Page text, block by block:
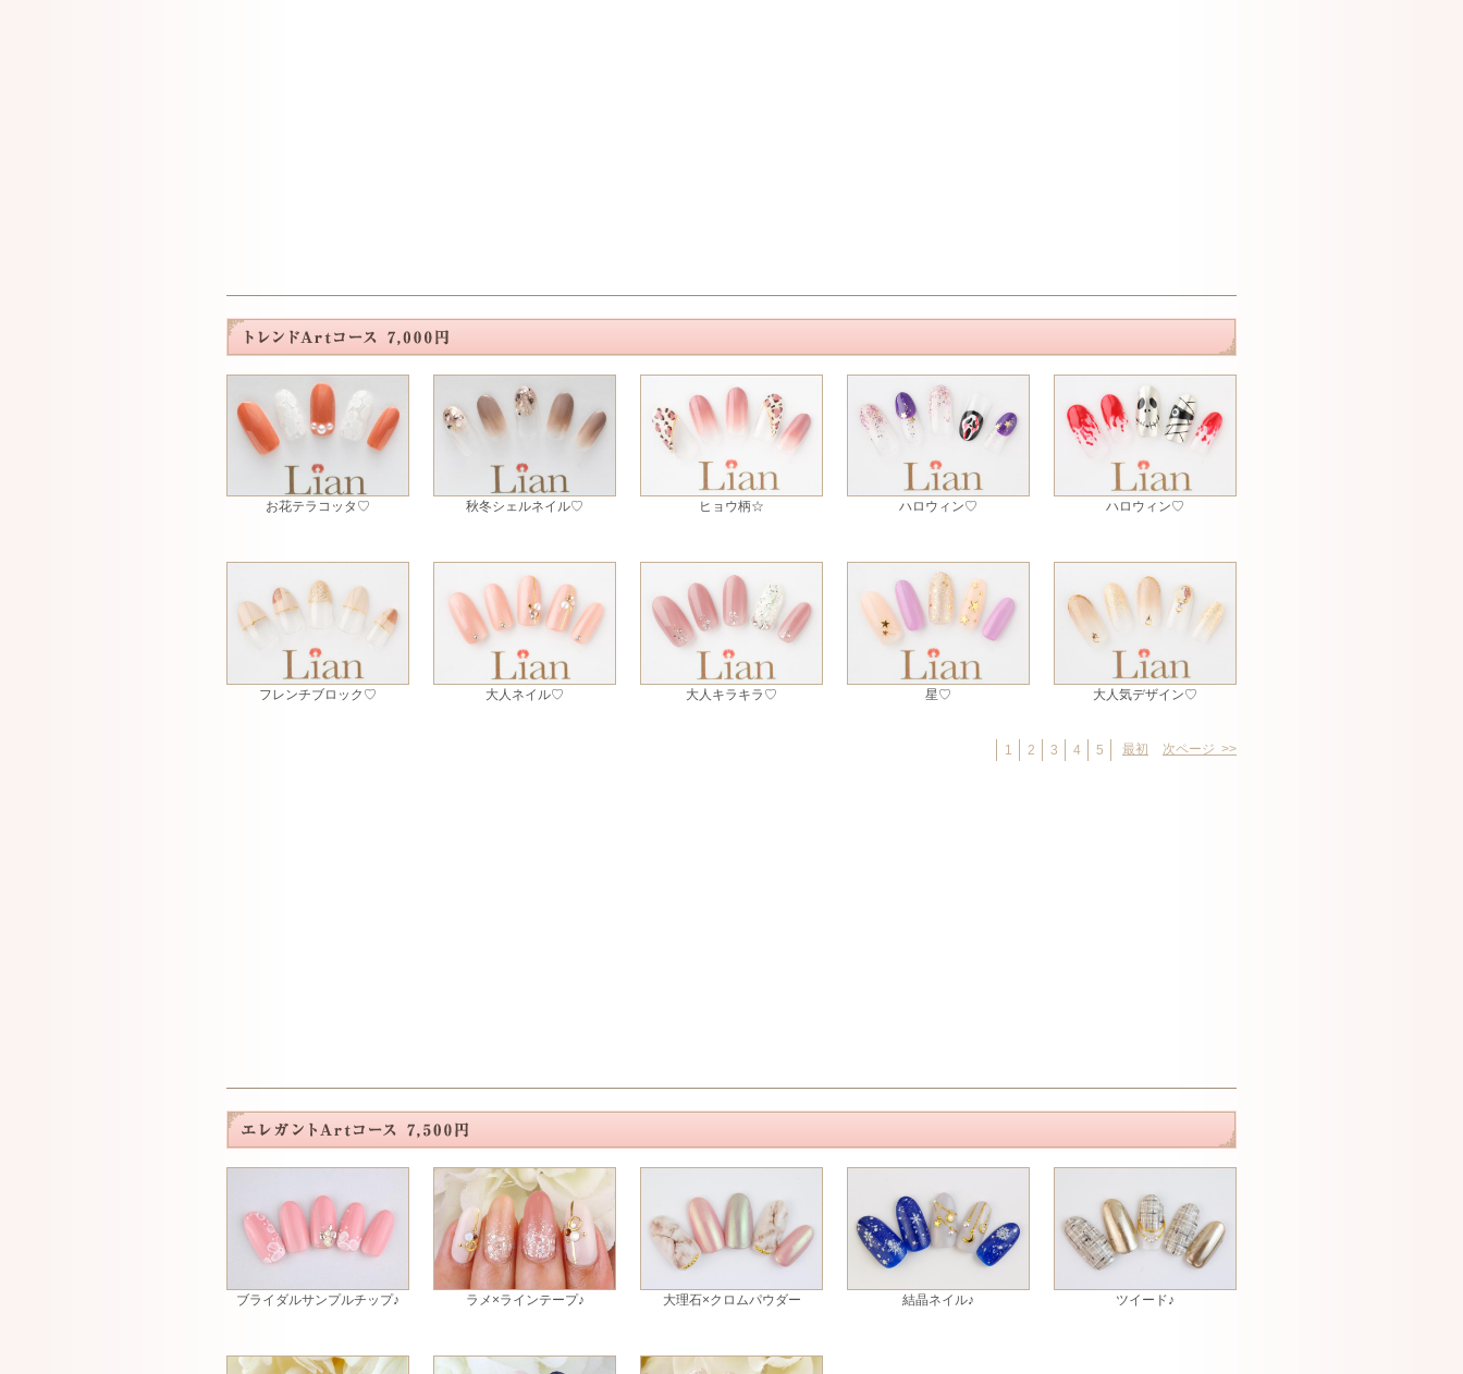
お花テラコッタ♡ 秋冬シェルネイル♡ ヒョウ柄☆ ハロウィン♡ ハロウィン♡
フレンチブロック♡ 大人ネイル♡ 大人キラキラ♡ 星♡ 大人気デザイン♡
最初 次ページ >>
1 2 3 4 5
ブライダルサンプルチップ♪ ラメ×ラインテープ♪ 大理石×クロムパウダー 結晶ネイル♪ ツイード♪